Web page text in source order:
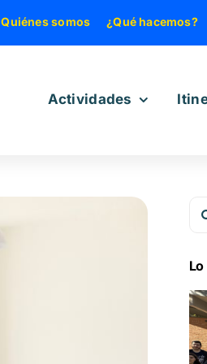
Quiénes somos ¿Qué hacemos?
Actividades